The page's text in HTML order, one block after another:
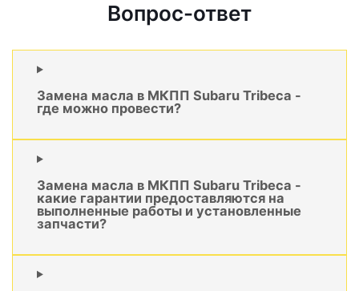
Вопрос-ответ
Замена масла в МКПП Subaru Tribeca -
где можно провести?
Замена масла в МКПП Subaru Tribeca -
какие гарантии предоставляются на
выполненные работы и установленные
запчасти?